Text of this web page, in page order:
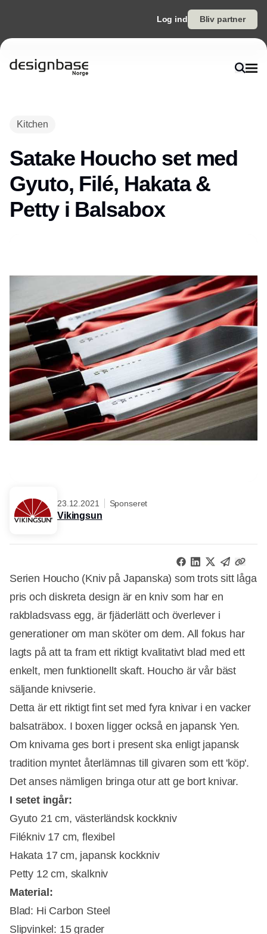
Log ind Bliv partner
Kitchen
Satake Houcho set med
Gyuto, Filé, Hakata &
Petty i Balsabox
23.12.2021 Sponseret
Vikingsun
Serien Houcho (Kniv på Japanska) som trots sitt låga
pris och diskreta design är en kniv som har en
rakbladsvass egg, är fjäderlätt och överlever i
generationer om man sköter om dem. All fokus har
lagts på att ta fram ett riktigt kvalitativt blad med ett
enkelt, men funktionellt skaft. Houcho är vår bäst
säljande knivserie.
Detta är ett riktigt fint set med fyra knivar i en vacker
balsaträbox. I boxen ligger också en japansk Yen.
Om knivarna ges bort i present ska enligt japansk
tradition myntet återlämnas till givaren som ett 'köp'.
Det anses nämligen bringa otur att ge bort knivar.
I setet ingår:
Gyuto 21 cm, västerländsk kockkniv
Filékniv 17 cm, flexibel
Hakata 17 cm, japansk kockkniv
Petty 12 cm, skalkniv
Material:
Blad: Hi Carbon Steel
Slipvinkel: 15 grader